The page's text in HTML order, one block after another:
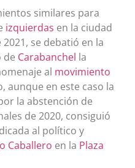
similares para
izquierdas en la ciudad
se debatió en la
de Carabanchel la
al movimiento
aunque en este caso la
la abstención de
de 2020, consiguió
al político y
Caballero en la Plaza